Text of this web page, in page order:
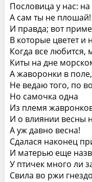
Пословица у нас:
А сам ты не плошай!
И правда; вот
В которые цветет и
Когда все любится,
Киты на дне
А жаворонки в поле,
Не ведаю того, по
Но самочка одна
Из племя
И о влиянии весны
А уж давно весна!
Сдалася наконец
И матерью еще
У птичек много ли
Свила во ржи